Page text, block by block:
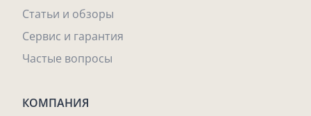
Статьи и обзоры
Сервис и гарантия
Частые вопросы
КОМПАНИЯ